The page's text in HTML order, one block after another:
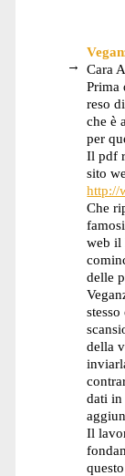
Cara
Prima
reso
che è
per
Il pdf
sito
http://
Che
web il
delle
della
dati in
Il